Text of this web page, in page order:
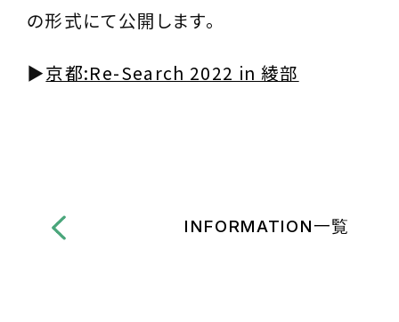
の形式にて公開します。
▶︎京都:Re-Search 2022 in 綾部
INFORMATION一覧